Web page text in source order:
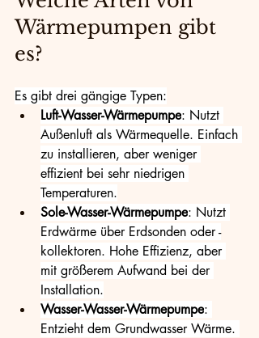
Wärmepumpen gibt
es?
Es gibt drei gängige Typen:
Luft-Wasser-Wärmepumpe: Nutzt
Außenluft als Wärmequelle. Einfach
zu installieren, aber weniger
effizient bei sehr niedrigen
Temperaturen.
Sole-Wasser-Wärmepumpe: Nutzt
Erdwärme über Erdsonden oder -
kollektoren. Hohe Effizienz, aber
mit größerem Aufwand bei der
Installation.
Wasser-Wasser-Wärmepumpe:
Entzieht dem Grundwasser Wärme.